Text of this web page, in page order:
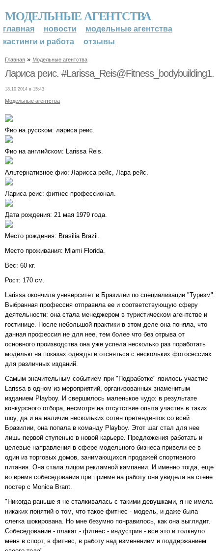
МОДЕЛЬНЫЕ АГЕНТСТВА
главная новости
модельные агентства
кастинги и работа
отзывы
Главная » Модельные агентства
Лариса реис. #Larissa_Reis@Fitness_bodybuilding1.
18.10.2014 в 15:43
Модельные агентства
Фио на русском: лариса реис.
Фио на английском: Larissa Reis.
Альтернативное фио: Ларисса рейс, Лара рейс.
Лариса реис: фитнес профессионал.
Дата рождения: 21 мая 1979 года.
Место рождения: Brasilia Brazil.
Место проживания: Miami Florida.
Вес: 60 кг.
Рост: 170 см.
Larissa окончила университет в Бразилии по специализации "Туризм".
Выбранная профессия отправила ее и соответствующую сферу
деятельности: она стала менеджером в туристическом агентстве и
гостинице. После небольшой практики в этом деле она поняла, что
данная профессия не для нее, тем более что без отрыва от
основного производства она уже успела несколько раз поработать
моделью на показах одежды и отсняться с нескольких фотосессиях
для различных изданий.
Самым значительным событием при "Подработке" явилось участие
Larissa в одном из мероприятий, организованных знаменитым
изданием Playboy. И свершилось маленькое чудо: в результате
конкурсного отбора, несмотря на отсутствие опыта участия в таких
шоу, да и на наличие нескольких сотен претенденток со всей
Бразилии, она попала в команду Playboy. Этот шаг стал для нее
лишь первой ступенью в новой карьере. Предложения работать и
целевые направления в сфере модельного бизнеса привели ее в
один из торговых домов, занимающихся продажей спортивного
питания. Она стала лицом рекламной кампании. И именно тогда, еще
во время собеседования при приеме на работу она увидела на стене
постер с Monica Brant.
"Никогда раньше я не сталкивалась с такими девушками, я не имела
никаких понятий о том, что такое фитнес - модель, и даже была
слегка шокирована. Но мне безумно понравилось, как она выглядит.
Собеседование - плакат - фитнес - индустрия - все это и толкнуло
меня в спорт, в фитнес, в работу над изменением и поддержанием